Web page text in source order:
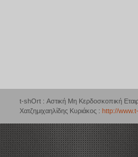
t-shOrt : Αστική Μη Κερδοσκοπική
Χατζημιχαηλίδης Κυριάκος : http://